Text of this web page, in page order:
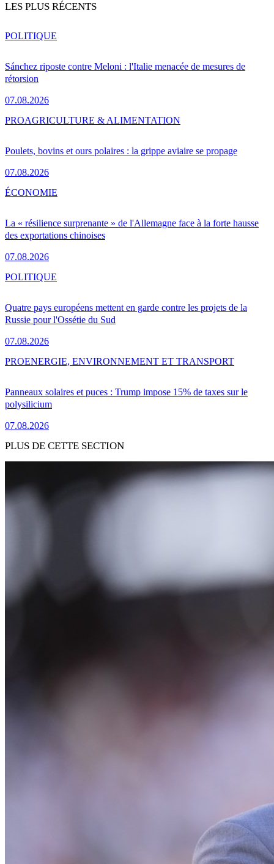
LES PLUS RÉCENTS
Sánchez riposte contre Meloni : l'Italie menacée de mesures de
rétorsion
07.08.2026
POLITIQUE
Poulets, bovins et ours polaires : la grippe aviaire se propage
07.08.2026
PROAGRICULTURE & ALIMENTATION
La « résilience surprenante » de l'Allemagne face à la forte hausse
des exportations chinoises
07.08.2026
ÉCONOMIE
Quatre pays européens mettent en garde contre les projets de la
Russie pour l'Ossétie du Sud
07.08.2026
POLITIQUE
Panneaux solaires et puces : Trump impose 15% de taxes sur le
polysilicium
07.08.2026
PROENERGIE, ENVIRONNEMENT ET TRANSPORT
PLUS DE CETTE SECTION